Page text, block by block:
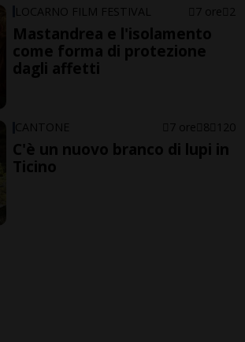
LOCARNO FILM FESTIVAL 7 ore 2
Mastandrea e l'isolamento
come forma di protezione
dagli affetti
CANTONE 7 ore 8 120
C'è un nuovo branco di lupi in
Ticino